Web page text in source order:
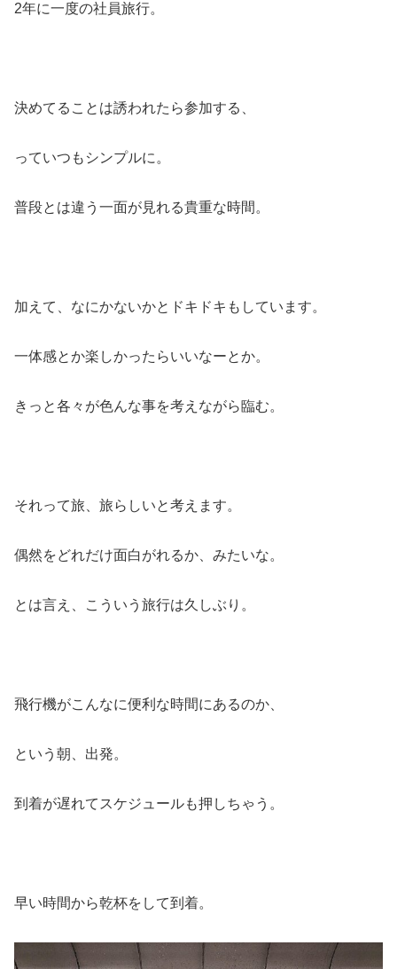
2年に一度の社員旅行。
決めてることは誘われたら参加する、
っていつもシンプルに。
普段とは違う一面が見れる貴重な時間。
加えて、なにかないかとドキドキもしています。
一体感とか楽しかったらいいなーとか。
きっと各々が色んな事を考えながら臨む。
それって旅、旅らしいと考えます。
偶然をどれだけ面白がれるか、みたいな。
とは言え、こういう旅行は久しぶり。
飛行機がこんなに便利な時間にあるのか、
という朝、出発。
到着が遅れてスケジュールも押しちゃう。
早い時間から乾杯をして到着。